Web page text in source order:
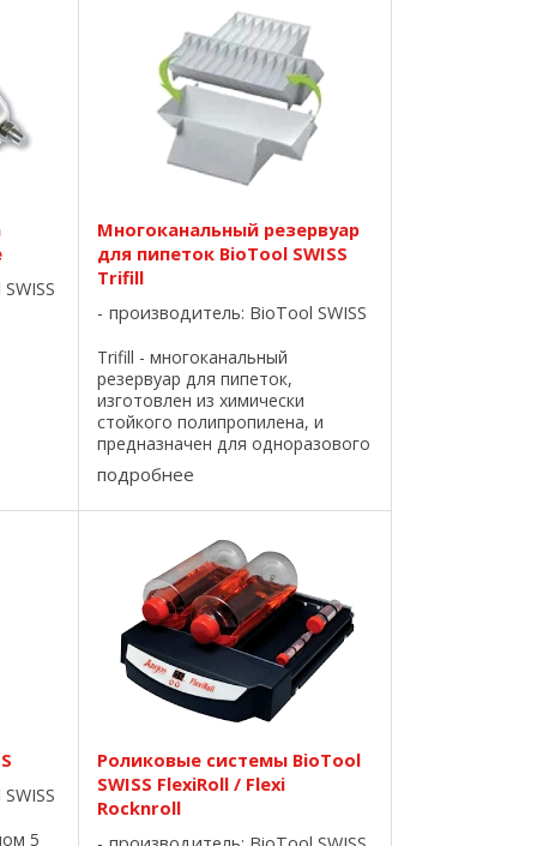
к
Многоканальный резервуар
для пипеток BioTool SWISS
Trifill
производитель: BioTool SWISS
Trifill - многоканальный
резервуар для пипеток,
изготовлен из химически
стойкого полипропилена, и
предназначен для одноразового
использования. Однако, в
зависимости от применения,
может быть вымыт и ...
подробнее
5
Роликовые системы BioTool
SWISS FlexiRoll / Flexi
Rocknroll